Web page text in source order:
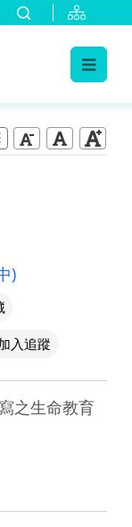
)
入追蹤
之生命教育